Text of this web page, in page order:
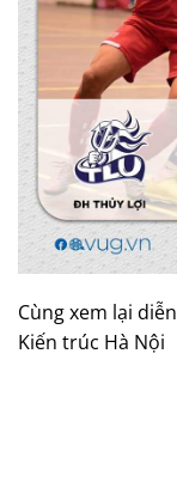
Cùng xem lại
Kiến trúc Hà Nội